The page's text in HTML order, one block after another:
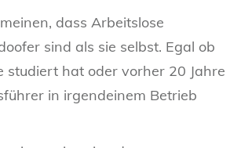
dass Arbeitslose
sind als sie selbst. Egal ob
studiert hat oder vorher 20 Jahre
in irgendeinem Betrieb